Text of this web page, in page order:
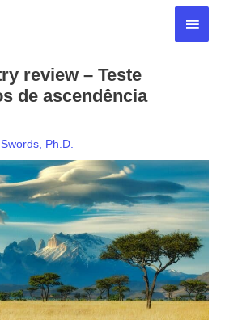
review – Teste
de ascendência
Ph.D.